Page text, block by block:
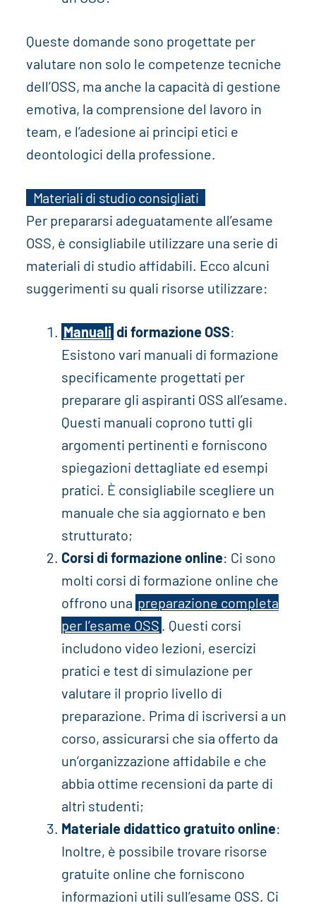
Queste domande sono progettate per
valutare non solo le competenze tecniche
dell’OSS, ma anche la capacità di gestione
emotiva, la comprensione del lavoro in
team, e l’adesione ai principi etici e
deontologici della professione.
Materiali di studio consigliati
Per prepararsi adeguatamente all’esame
OSS, è consigliabile utilizzare una serie di
materiali di studio affidabili. Ecco alcuni
suggerimenti su quali risorse utilizzare:
Manuali di formazione OSS:
Esistono vari manuali di formazione
specificamente progettati per
preparare gli aspiranti OSS all’esame.
Questi manuali coprono tutti gli
argomenti pertinenti e forniscono
spiegazioni dettagliate ed esempi
pratici. È consigliabile scegliere un
manuale che sia aggiornato e ben
strutturato;
Corsi di formazione online: Ci sono
molti corsi di formazione online che
offrono una preparazione completa
per l’esame OSS . Questi corsi
includono video lezioni, esercizi
pratici e test di simulazione per
valutare il proprio livello di
preparazione. Prima di iscriversi a un
corso, assicurarsi che sia offerto da
un’organizzazione affidabile e che
abbia ottime recensioni da parte di
altri studenti;
Materiale didattico gratuito online:
Inoltre, è possibile trovare risorse
gratuite online che forniscono
informazioni utili sull’esame OSS. Ci